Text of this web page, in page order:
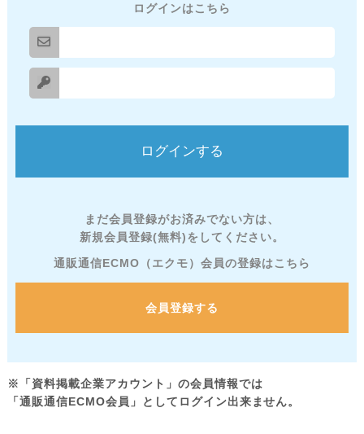
ログインはこちら
まだ会員登録がお済みでない方は、
新規会員登録(無料)をしてください。
通販通信ECMO（エクモ）会員の登録はこちら
会員登録する
※「資料掲載企業アカウント」の会員情報では
「通販通信ECMO会員」としてログイン出来ません。